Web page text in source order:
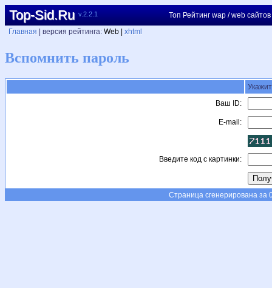
Top-Sid.Ru v.2.2.1
Топ Рейтинг wap / web сайтов
Главная
| версия рейтинга: Web | xhtml
Вспомнить пароль
Ваш ID:
E-mail:
Введите код с картинки:
Страница сгенерирована за